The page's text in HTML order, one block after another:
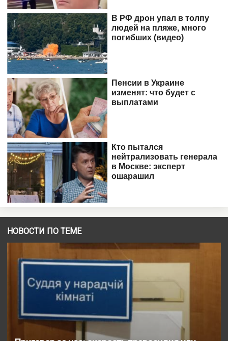
НОВОСТИ ПО ТЕМЕ